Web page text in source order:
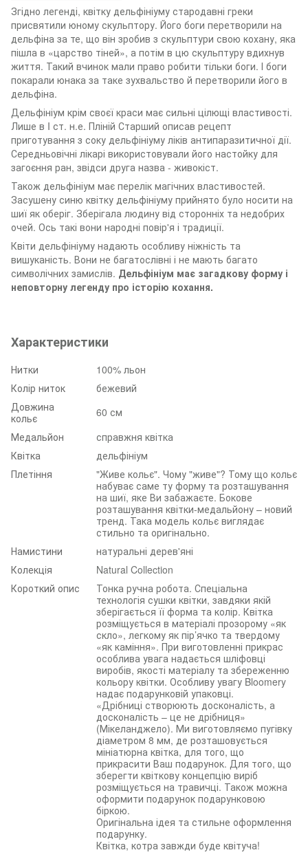
Згідно легенді, квітку дельфініуму стародавні греки
присвятили юному скульптору. Його боги перетворили на
дельфіна за те, що він зробив з скульптури свою кохану, яка
пішла в «царство тіней», а потім в цю скульптуру вдихнув
життя. Такий вчинок мали право робити тільки боги. І боги
покарали юнака за таке зухвальство й перетворили його в
дельфіна.
Дельфініум крім своєї краси має сильні цілющі властивості.
Лише в I ст. н.е. Пліній Старший описав рецепт
приготування з соку дельфініуму ліків антипаразитичної дії.
Середньовічні лікарі використовували його настойку для
загоєння ран, звідси друга назва - живокіст.
Також дельфініум має перелік магічних властивостей.
Засушену синю квітку дельфініуму прийнято було носити на
шиї як оберіг. Зберігала людину від сторонніх та недобрих
очей. Ось такі вони народні повір'я і традиції.
Квіти дельфініуму надають особливу ніжність та
вишуканість. Вони не багатослівні і не мають багато
символічних замислів. Дельфініум має загадкову форму і
неповторну легенду про історію кохання.
Характеристики
Нитки
100% льон
Колір ниток
бежевий
Довжина
кольє
60 см
Медальйон
справжня квітка
Квітка
дельфініум
Плетіння
"Живе кольє". Чому "живе"? Тому що кольє
набуває саме ту форму та розташування
на шиї, яке Ви забажаєте. Бокове
розташування квітки-медальйону – новий
тренд. Така модель кольє виглядає
стильно та оригінально.
Намистини
натуральні дерев'яні
Колекція
Natural Collection
Короткий опис
Тонка ручна робота. Спеціальна
технологія сушки квітки, завдяки якій
зберігається її форма та колір. Квітка
розміщується в матеріалі прозорому «як
скло», легкому як пір’ячко та твердому
«як каміння». При виготовленні прикрас
особлива увага надається шліфовці
виробів, якості матеріалу та збереженню
кольору квітки. Особливу увагу Bloomery
надає подарунковій упаковці.
«Дрібниці створюють досконалість, а
досконалість – це не дрібниця»
(Мікеланджело). Ми виготовляємо пугівку
діаметром 8 мм, де розташовується
мініатюрна квітка, для того, що
прикрасити Ваш подарунок. Для того, що
зберегти квіткову концепцію виріб
розміщується на травичці. Також можна
оформити подарунок подарунковою
біркою.
Оригінальна ідея та стильне оформлення
подарунку.
Квітка, котра завжди буде квітуча!